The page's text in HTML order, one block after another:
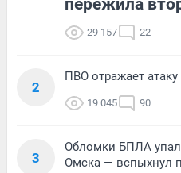
пережила
29 157 22
2
ПВО отражает
19 045 90
3
Обломки БПЛА
Омска — вспыхнул